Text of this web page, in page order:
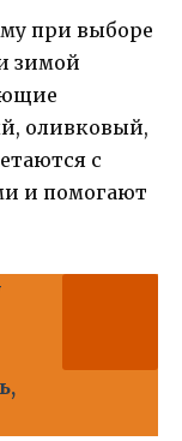
при выборе
зимой
оливковый,
с
и помогают